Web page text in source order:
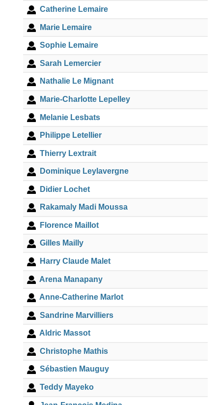
Catherine Lemaire
Marie Lemaire
Sophie Lemaire
Sarah Lemercier
Nathalie Le Mignant
Marie-Charlotte Lepelley
Melanie Lesbats
Philippe Letellier
Thierry Lextrait
Dominique Leylavergne
Didier Lochet
Rakamaly Madi Moussa
Florence Maillot
Gilles Mailly
Harry Claude Malet
Arena Manapany
Anne-Catherine Marlot
Sandrine Marvilliers
Aldric Massot
Christophe Mathis
Sébastien Mauguy
Teddy Mayeko